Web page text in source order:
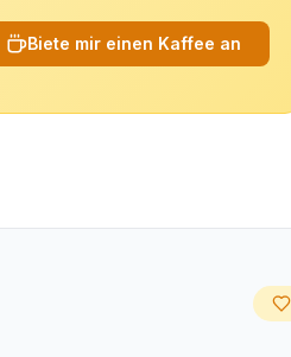
Biete mir einen Kaffee an